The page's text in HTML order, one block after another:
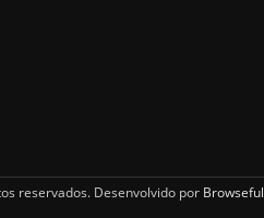
reservados. Desenvolvido por Browseful